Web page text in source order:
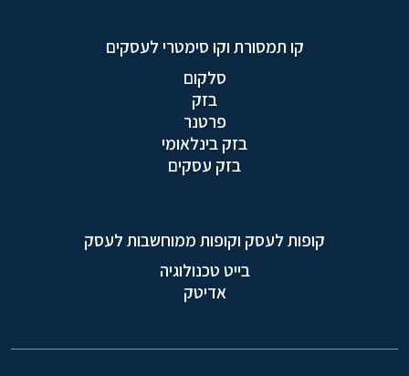
קו תמסורת וקו סימטרי לעסקים
סלקום
בזק
פרטנר
בזק בינלאומי
בזק עסקים
קופות לעסק וקופות ממוחשבות לעסק
בייט טכנולוגיה
אדיטק